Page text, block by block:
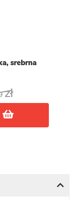
srebrna
zł